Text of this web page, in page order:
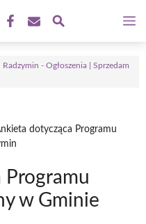
Radzymin - Ogłoszenia | Sprzedam
dotycząca Programu
w Gminie